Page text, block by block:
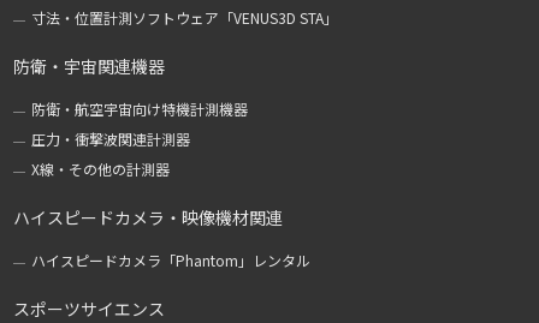
寸法・位置計測ソフトウェア「VENUS3D STA」
防衛・宇宙関連機器
防衛・航空宇宙向け特機計測機器
圧力・衝撃波関連計測器
X線・その他の計測器
ハイスピードカメラ・映像機材関連
ハイスピードカメラ「Phantom」レンタル
スポーツサイエンス